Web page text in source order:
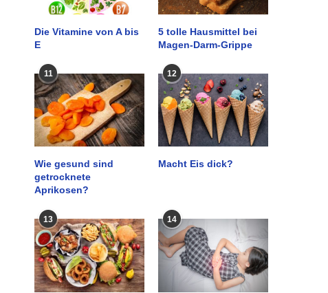
Die Vitamine von A bis
E
5 tolle Hausmittel bei
Magen-Darm-Grippe
11
Wie gesund sind
getrocknete
Aprikosen?
12
Macht Eis dick?
13 14